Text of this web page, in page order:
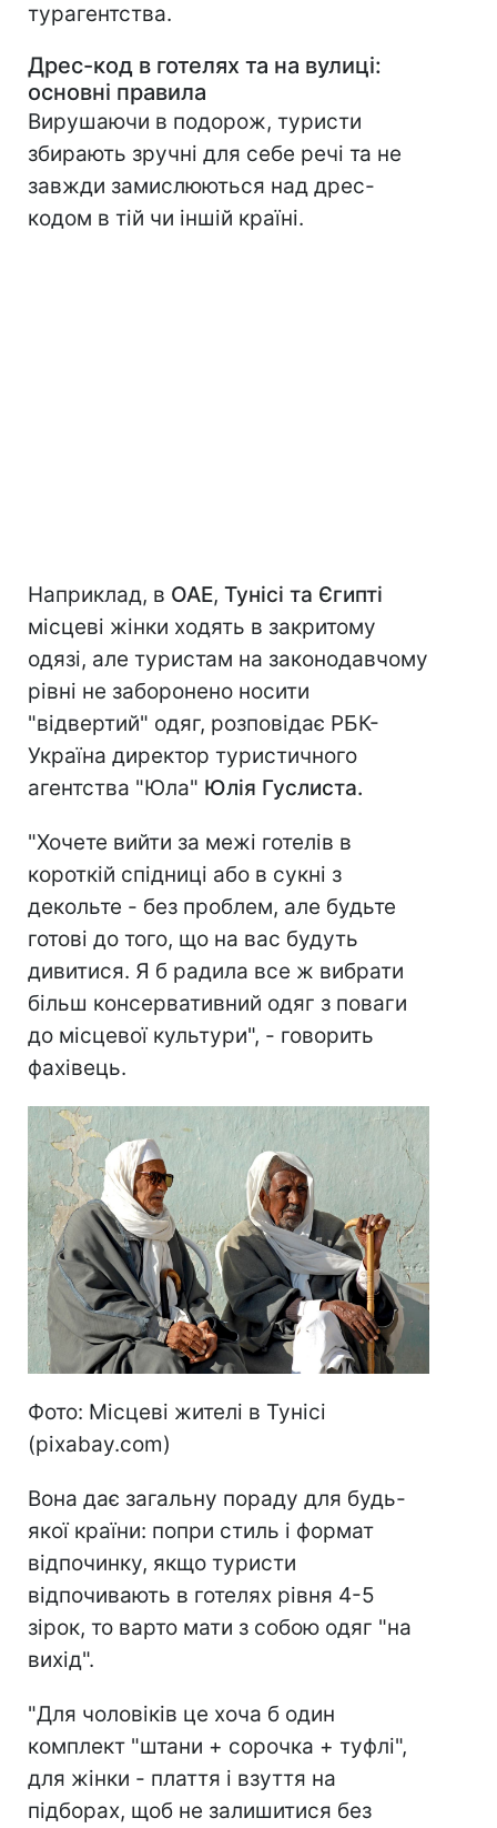
турагентства.
Дрес-код в готелях та на вулиці:
основні правила
Вирушаючи в подорож, туристи
збирають зручні для себе речі та не
завжди замислюються над дрес-
кодом в тій чи іншій країні.
Наприклад, в ОАЕ, Тунісі та Єгипті
місцеві жінки ходять в закритому
одязі, але туристам на законодавчому
рівні не заборонено носити
"відвертий" одяг, розповідає РБК-
Україна директор туристичного
агентства "Юла" Юлія Гуслиста.
"Хочете вийти за межі готелів в
короткій спідниці або в сукні з
декольте - без проблем, але будьте
готові до того, що на вас будуть
дивитися. Я б радила все ж вибрати
більш консервативний одяг з поваги
до місцевої культури", - говорить
фахівець.
Фото: Місцеві жителі в Тунісі
(pixabay.com)
Вона дає загальну пораду для будь-
якої країни: попри стиль і формат
відпочинку, якщо туристи
відпочивають в готелях рівня 4-5
зірок, то варто мати з собою одяг "на
вихід".
"Для чоловіків це хоча б один
комплект "штани + сорочка + туфлі",
для жінки - плаття і взуття на
підборах, щоб не залишитися без